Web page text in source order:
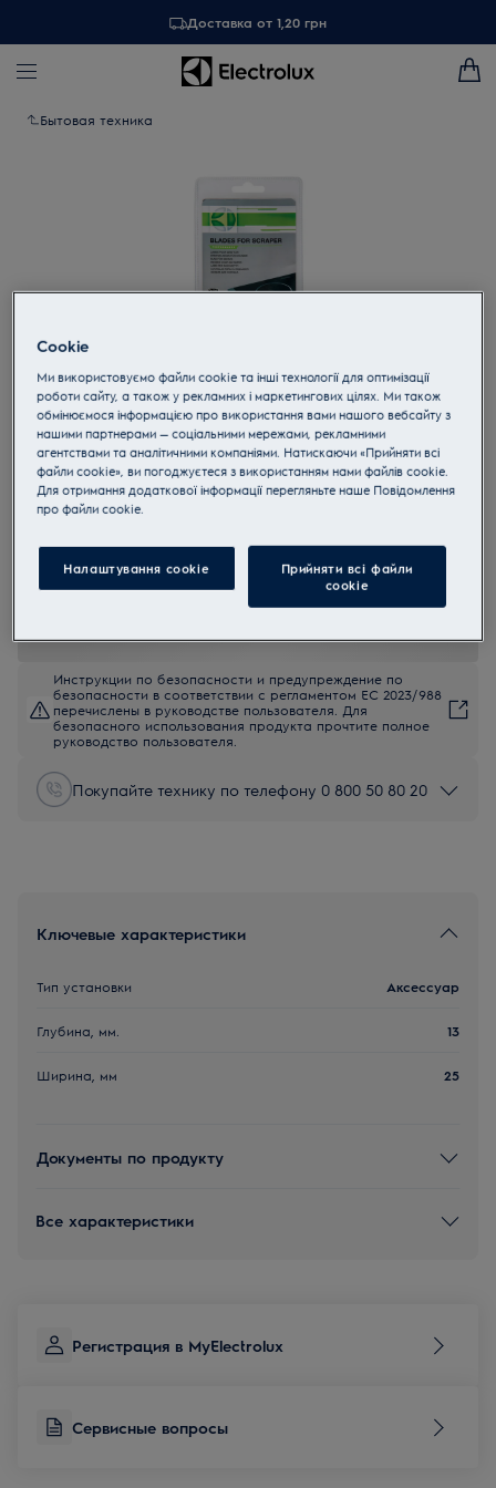
Доставка от 1,20 грн
Бытовая техника
Tap to zoom
E6HUB102
Скребки для стеклокерамики
Инструкции по безопасности и предупреждение по
безопасности в соответствии с регламентом ЕС 2023/988
перечислены в руководстве пользователя. Для
безопасного использования продукта прочтите полное
руководство пользователя.
Покупайте технику по телефону 0 800 50 80 20
Ключевые характеристики
Тип установки Аксессуар
Глубина, мм. 13
Ширина, мм 25
Документы по продукту
Все характеристики
Регистрация в MyElectrolux
Сервисные вопросы
Cookie
Ми використовуємо файли cookie та інші технології для оптимізації
роботи сайту, а також у рекламних і маркетингових цілях. Ми також
обмінюємося інформацією про використання вами нашого вебсайту з
нашими партнерами — соціальними мережами, рекламними
агентствами та аналітичними компаніями. Натискаючи «Прийняти всі
файли cookie», ви погоджуєтеся з використанням нами файлів cookie.
Для отримання додаткової інформації перегляньте наше Пoвідомлення
прo файли cookie.
Налаштування cookie Прийняти всі файли
сookie